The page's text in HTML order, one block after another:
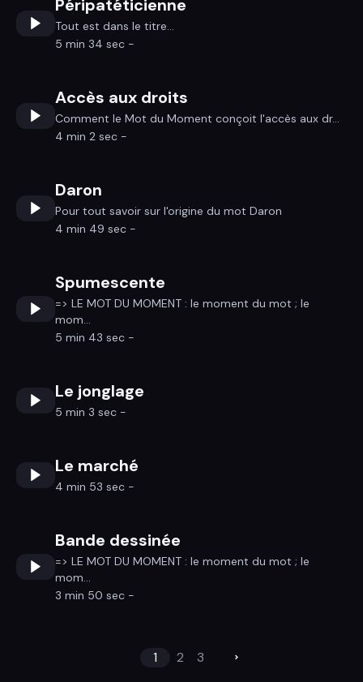
Péripatéticienne
Tout est dans le titre...
5 min 34 sec -
Accès aux droits
Comment le Mot du Moment conçoit l'accès aux dr...
4 min 2 sec -
Daron
Pour tout savoir sur l'origine du mot Daron
4 min 49 sec -
Spumescente
=> LE MOT DU MOMENT : le moment du mot ; le
mom...
5 min 43 sec -
Le jonglage
5 min 3 sec -
Le marché
4 min 53 sec -
Bande dessinée
=> LE MOT DU MOMENT : le moment du mot ; le
mom...
3 min 50 sec -
1 2 3